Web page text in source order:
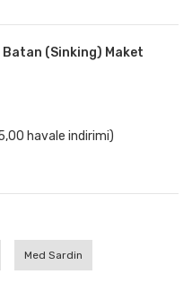
Batan (Sinking) Maket
havale indirimi)
Med Sardin